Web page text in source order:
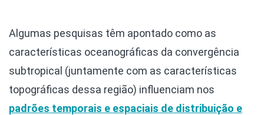
Algumas pesquisas têm apontado como as
características oceanográficas da convergência
subtropical (juntamente com as características
topográficas dessa região) influenciam nos
padrões temporais e espaciais de distribuição e